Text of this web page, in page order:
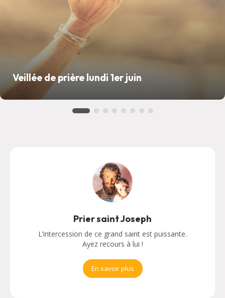
Veillée de prière lundi 1er juin
Prier saint Joseph
L’intercession de ce grand saint est puissante.
Ayez recours à lui !
En savoir plus